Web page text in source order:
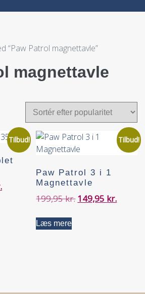
“Paw Patrol magnettavle”
magnettavle
Tilbud! Tilbud!
Paw Patrol 3 i 1
Magnettavle
199,95kr. 149,95 kr.
Læs mere